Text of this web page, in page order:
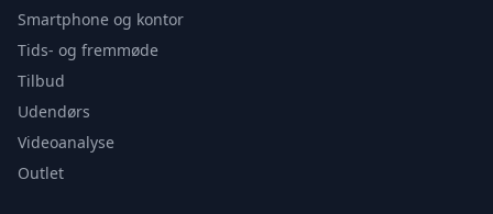
Smartphone og kontor
Tids- og fremmøde
Tilbud
Udendørs
Videoanalyse
Outlet